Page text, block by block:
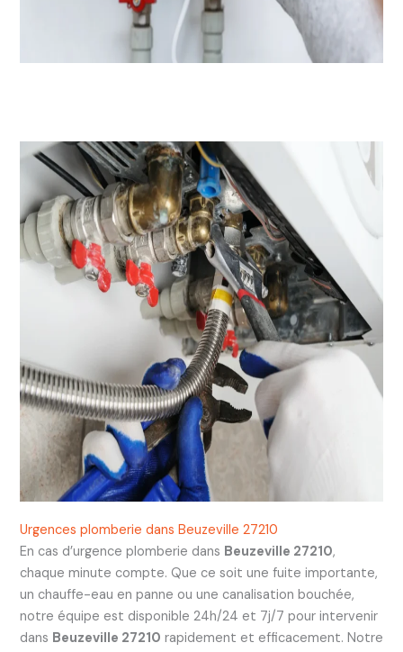
Urgences plomberie dans Beuzeville 27210
En cas d’urgence plomberie dans Beuzeville 27210,
chaque minute compte. Que ce soit une fuite importante,
un chauffe-eau en panne ou une canalisation bouchée,
notre équipe est disponible 24h/24 et 7j/7 pour intervenir
dans Beuzeville 27210 rapidement et efficacement. Notre